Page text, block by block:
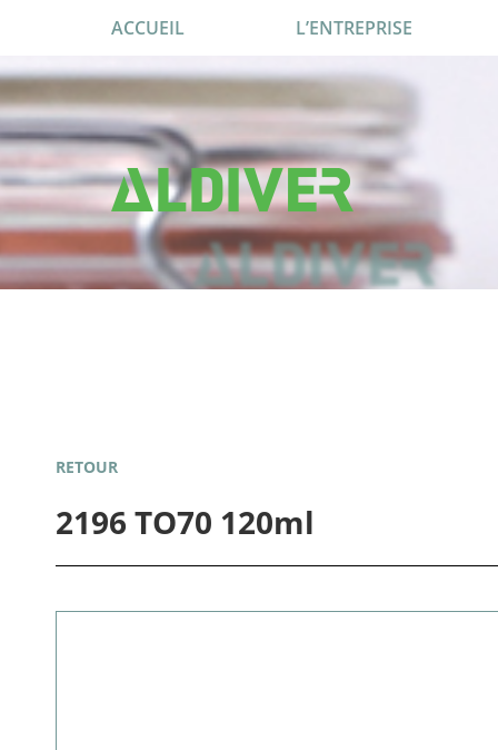
ACCUEIL L’ENTREPRISE
RETOUR
2196 TO70 120ml